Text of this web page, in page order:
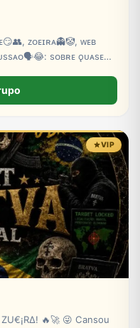
sᴏʙʀᴇ ǫᴜᴀsᴇ
VIP
🔥🚀 😜 Cansou